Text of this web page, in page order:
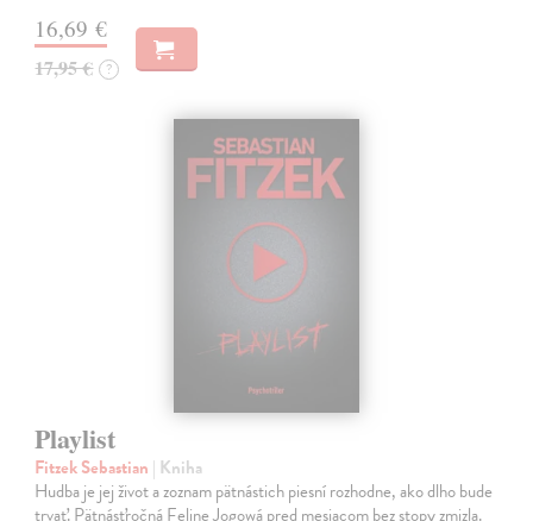
16,69 €
17,95 € ?
Playlist
Fitzek Sebastian | Kniha
Hudba je jej život a zoznam pätnástich piesní rozhodne, ako dlho bude
trvať. Pätnásťročná Feline Jogowá pred mesiacom bez stopy zmizla.